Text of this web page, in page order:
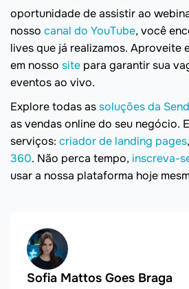
oportunidade de assistir ao
nosso canal do YouTube, você
lives que já realizamos. Aproveite
em nosso site para garantir sua
eventos ao vivo.
Explore todas assoluções da
as vendas online do seu negócio.
serviços: criador de landing pages,
360. Não perca tempo, inscreva-
usar a nossa plataforma hoje
Sofia Mattos Goes Braga